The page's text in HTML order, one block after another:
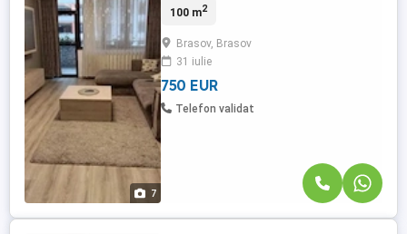
7
Proprietatea se remarcă prin suprafața
finisajele de calitate și dotările moderne,
fiind alegerea ideală pentru o familie sau
pentru persoane care ...
100 m2
Brasov, Brasov
31 iulie
750 EUR
Telefon validat